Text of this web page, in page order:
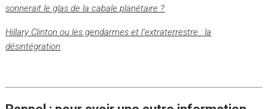
sonnerait le glas de la cabale planétaire ?
Hillary Clinton ou les gendarmes et l’extraterrestre : la
désintégration